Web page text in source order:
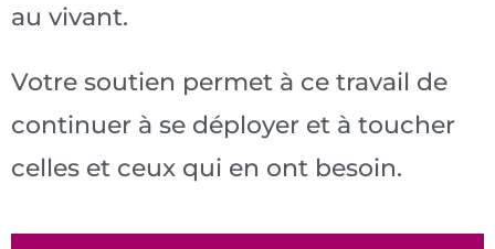
au vivant.
Votre soutien permet à ce travail de
continuer à se déployer et à toucher
celles et ceux qui en ont besoin.